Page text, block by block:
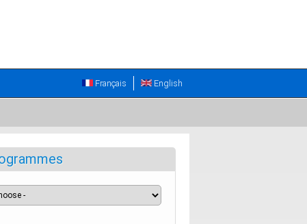
English
Français